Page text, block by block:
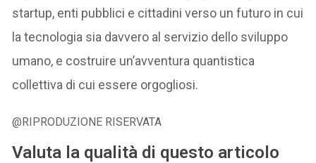
startup, enti pubblici e cittadini verso un futuro in cui
la tecnologia sia davvero al servizio dello sviluppo
umano, e costruire un’avventura quantistica
collettiva di cui essere orgogliosi.
@RIPRODUZIONE RISERVATA
Valuta la qualità di questo articolo